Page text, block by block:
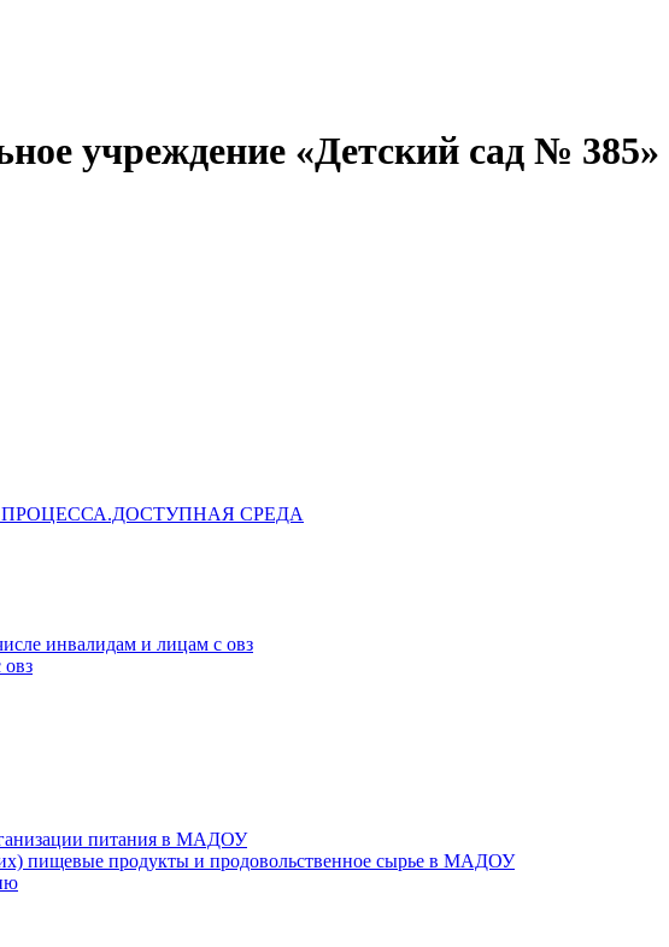
учреждение «Детский сад № 385»
СРЕДА
инвалидам и лицам с овз
питания в МАДОУ
пищевые продукты и продовольственное сырье в МАДОУ